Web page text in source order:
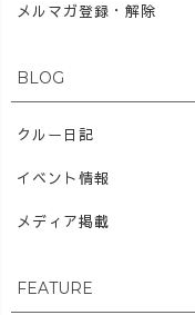
メルマガ登録・解除
BLOG
クルー日記
イベント情報
メディア掲載
FEATURE